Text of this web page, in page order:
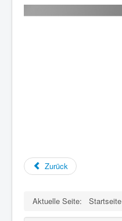
Zurück
Aktuelle Seite: Startseite